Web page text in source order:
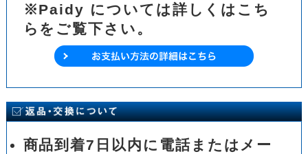
※Paidy については詳しくはこち
らをご覧下さい。
商品到着7日以内に電話またはメー